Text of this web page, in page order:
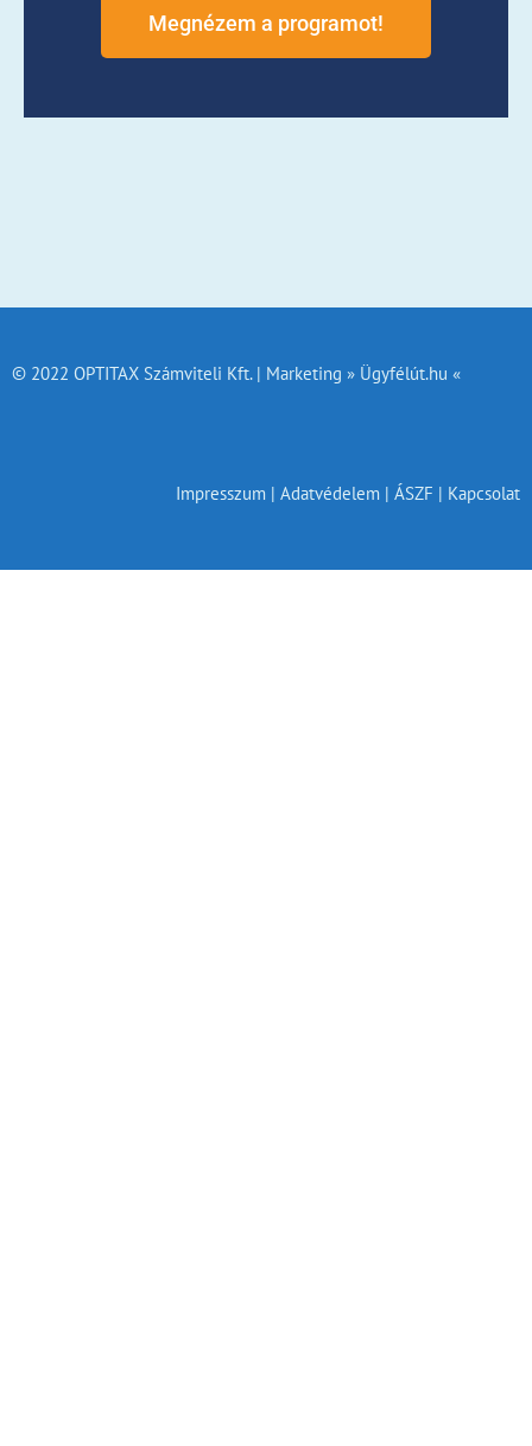
Megnézem a programot!
© 2022 OPTITAX Számviteli Kft. | Marketing » Ügyfélút.hu «
Impresszum | Adatvédelem | ÁSZF | Kapcsolat